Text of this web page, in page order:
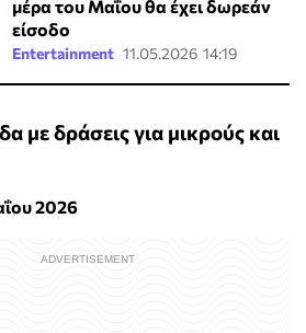
μέρα του Μαΐου θα έχει δωρεάν
είσοδο
Entertainment 11.05.2026 14:19
με δράσεις για μικρούς και
2026